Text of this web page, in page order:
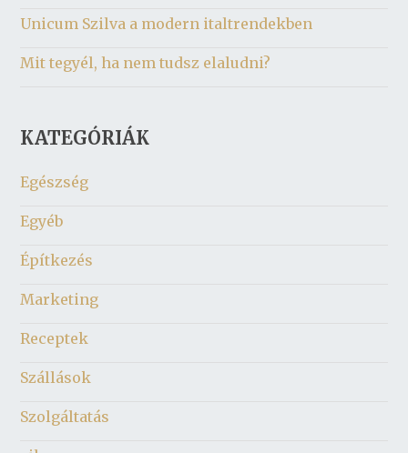
Unicum Szilva a modern italtrendekben
Mit tegyél, ha nem tudsz elaludni?
KATEGÓRIÁK
Egészség
Egyéb
Építkezés
Marketing
Receptek
Szállások
Szolgáltatás